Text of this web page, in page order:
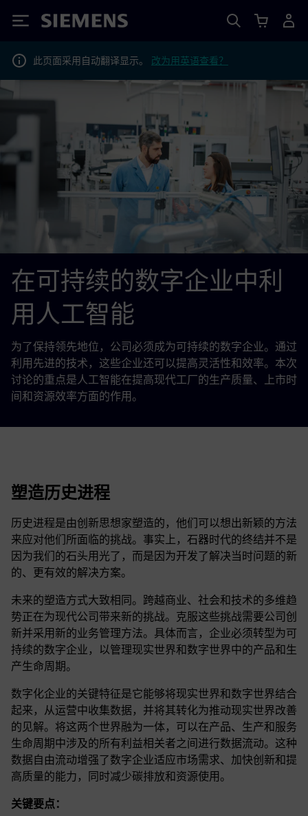
Siemens
此页面采用自动翻译显示。 改为用英语查看？
在可持续的数字企业中利
用人工智能
为了保持领先地位，公司必须成为可持续的数字企业。通过
利用先进的技术，这些企业还可以提高灵活性和效率。本次
讨论的重点是人工智能在提高现代工厂的生产质量、上市时
间和资源效率方面的作用。
塑造历史进程
历史进程是由创新思想家塑造的，他们可以想出新颖的方法
来应对他们所面临的挑战。事实上，石器时代的终结并不是
因为我们的石头用光了，而是因为开发了解决当时问题的新
的、更有效的解决方案。
未来的塑造方式大致相同。跨越商业、社会和技术的多维趋
势正在为现代公司带来新的挑战。克服这些挑战需要公司创
新并采用新的业务管理方法。具体而言，企业必须转型为可
持续的数字企业，以管理现实世界和数字世界中的产品和生
产生命周期。
数字化企业的关键特征是它能够将现实世界和数字世界结合
起来，从运营中收集数据，并将其转化为推动现实世界改善
的见解。将这两个世界融为一体，可以在产品、生产和服务
生命周期中涉及的所有利益相关者之间进行数据流动。这种
数据自由流动增强了数字企业适应市场需求、加快创新和提
高质量的能力，同时减少碳排放和资源使用。
关键要点：